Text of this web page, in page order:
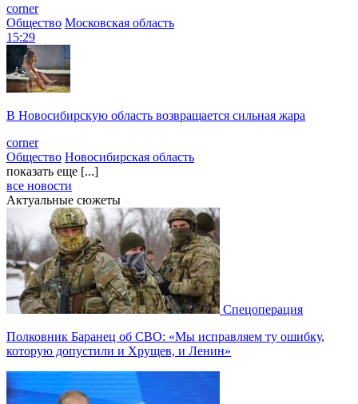
corner
Общество Московская область
15:29
В Новосибирскую область возвращается сильная жара
corner
Общество Новосибирская область
показать еще [...]
все новости
Актуальные сюжеты
Спецоперация
Полковник Баранец об СВО: «Мы исправляем ту ошибку,
которую допустили и Хрущев, и Ленин»